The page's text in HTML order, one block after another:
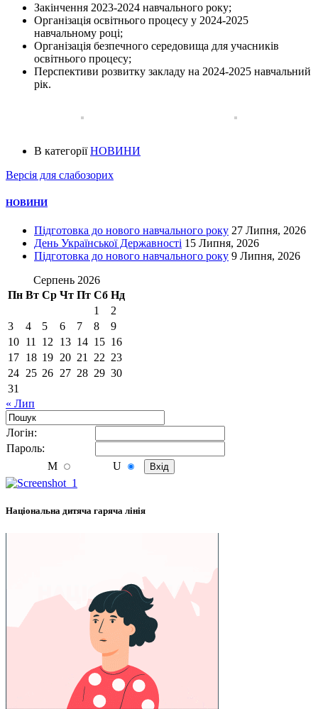
Закінчення 2023-2024 навчального року;
Організація освітнього процесу у 2024-2025
навчальному році;
Організація безпечного середовища для учасників
освітнього процесу;
Перспективи розвитку закладу на 2024-2025 навчальний
рік.
В категоріїНОВИНИ
Версія для слабозорих
НОВИНИ
Підготовка до нового навчального року 27 Липня, 2026
День Української Державності 15 Липня, 2026
Підготовка до нового навчального року 9 Липня, 2026
Серпень 2026
Пн Вт Ср Чт Пт Сб Нд
1
2
3
4 5 6 7 8
9
10 11 12 13 14 15 16
17 18 19 20 21 22 23
24 25 26 27 28 29 30
31
« Лип
Логiн:
Пароль:
M
U
Національна дитяча гаряча лінія